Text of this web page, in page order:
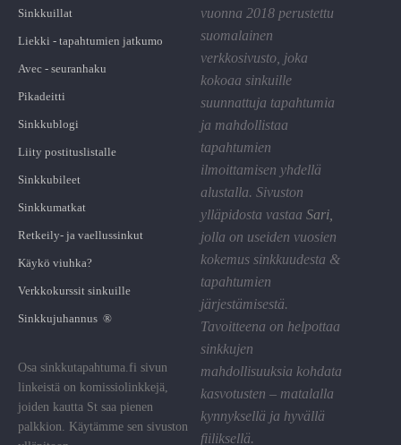
Sinkkuillat
Liekki - tapahtumien jatkumo
Avec - seuranhaku
Pikadeitti
Sinkkublogi
Liity postituslistalle
Sinkkubileet
Sinkkumatkat
Retkeily- ja vaellussinkut
Käykö viuhka?
Verkkokurssit sinkuille
Sinkkujuhannus ®
Osa sinkkutapahtuma.fi sivun
linkeistä on komissiolinkkejä,
joiden kautta St saa pienen
palkkion. Käytämme sen sivuston
vuonna 2018 perustettu
suomalainen
verkkosivusto, joka
kokoaa sinkuille
suunnattuja tapahtumia
ja mahdollistaa
tapahtumien
ilmoittamisen yhdellä
alustalla. Sivuston
ylläpidosta vastaa Sari
jolla on useiden vuosien
kokemus sinkkuudesta &
tapahtumien
järjestämisestä.
Tavoitteena on helpottaa
sinkkujen
mahdollisuuksia kohdata
kasvotusten – matalalla
kynnyksellä ja hyvällä
fiiliksellä.